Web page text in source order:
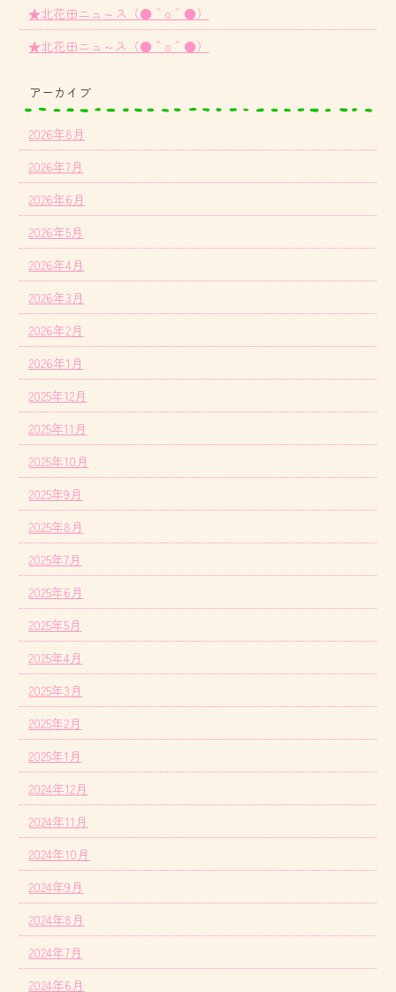
★北花田ニュ～ス（●＾o＾●）
★北花田ニュ～ス（●＾o＾●）
アーカイブ
2026年8月
2026年7月
2026年6月
2026年5月
2026年4月
2026年3月
2026年2月
2026年1月
2025年12月
2025年11月
2025年10月
2025年9月
2025年8月
2025年7月
2025年6月
2025年5月
2025年4月
2025年3月
2025年2月
2025年1月
2024年12月
2024年11月
2024年10月
2024年9月
2024年8月
2024年7月
2024年6月